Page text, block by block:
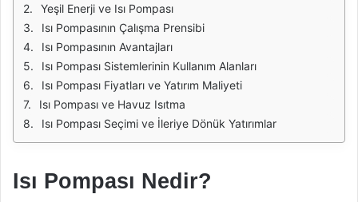
Yeşil Enerji ve Isı Pompası
Isı Pompasının Çalışma Prensibi
Isı Pompasının Avantajları
Isı Pompası Sistemlerinin Kullanım Alanları
Isı Pompası Fiyatları ve Yatırım Maliyeti
Isı Pompası ve Havuz Isıtma
Isı Pompası Seçimi ve İleriye Dönük Yatırımlar
Isı Pompası Nedir?